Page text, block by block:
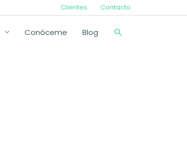
Clientes Contacto
Conóceme Blog Buscar